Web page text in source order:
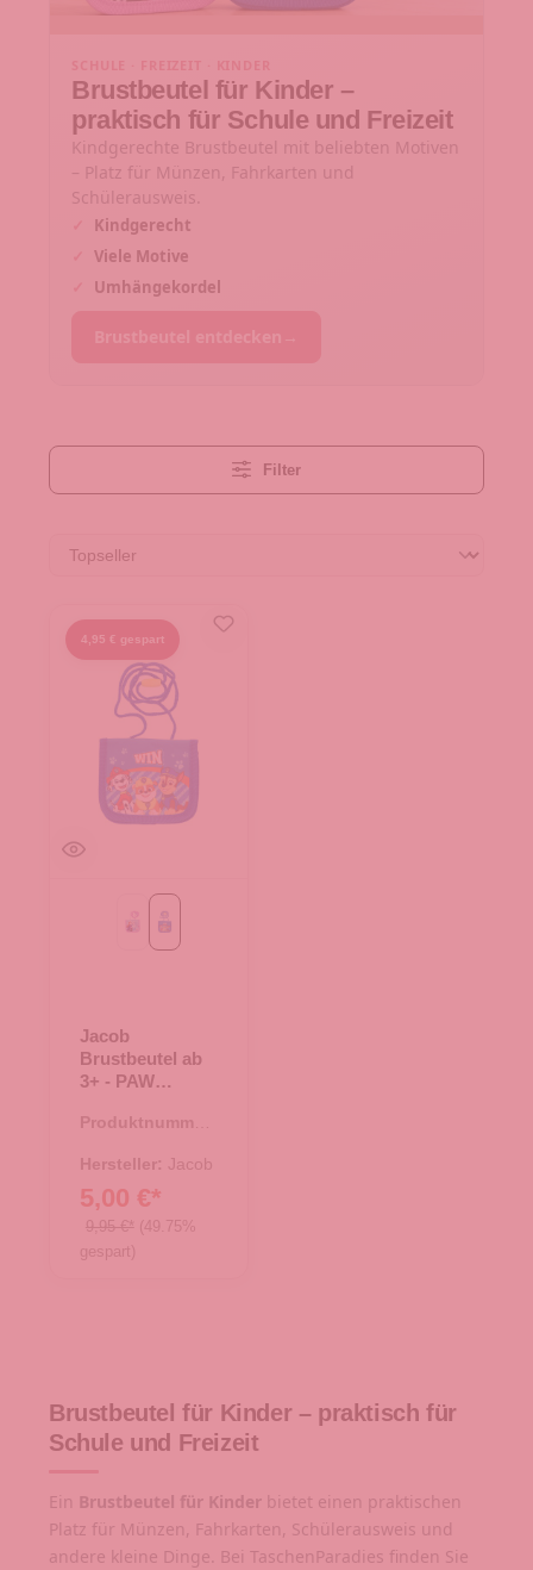
Brustbeutel für Kinder –
praktisch für Schule und Freizeit
Kindgerechte Brustbeutel mit beliebten Motiven
– Platz für Münzen, Fahrkarten und
Schülerausweis.
Kindgerecht
Viele Motive
Umhängekordel
Filter
4,95 € gespart
FrozenPAW PATROL
Jacob
Brustbeutel ab
3+ - PAW
Produktnummer:
Hersteller: Jacob
5,00 €*
9,95 €* (49.75%
gespart)
Brustbeutel für Kinder – praktisch für
Schule und Freizeit
Ein Brustbeutel für Kinder bietet einen praktischen
Platz für Münzen, Fahrkarten, Schülerausweis und
andere kleine Dinge. Bei TaschenParadies finden Sie